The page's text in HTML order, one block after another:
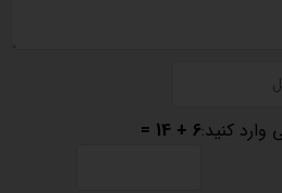
وارد کنید:6 + 14 =